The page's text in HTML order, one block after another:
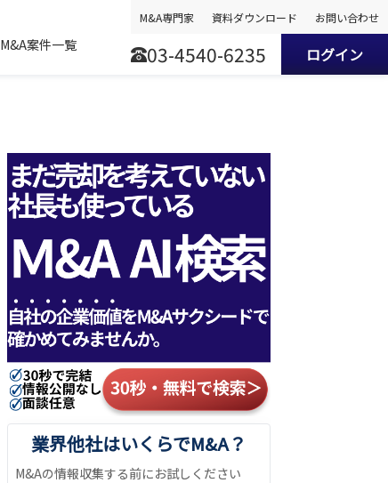
M&A案件一覧
M&A専門家 資料ダウンロード お問い合わせ
03-4540-6235 ログイン
業界他社はいくらでM&A？
M&Aの情報収集する前にお試しください